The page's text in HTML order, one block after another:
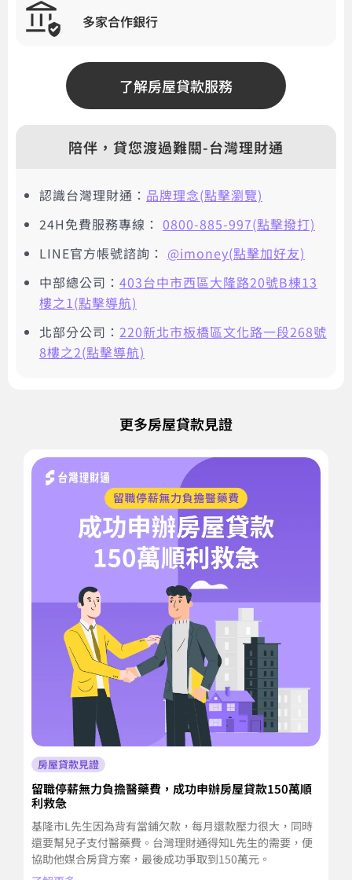
多家合作銀行
了解房屋貸款服務
陪伴，貸您渡過難關-台灣理財通
認識台灣理財通： 品牌理念(點擊瀏覽)
24H免費服務專線： 0800-885-997(點擊撥打)
LINE官方帳號諮詢： @imoney(點擊加好友)
中部總公司： 403台中市西區大隆路20號B棟13
樓之1(點擊導航)
北部分公司： 220新北市板橋區文化路一段268號
8樓之2(點擊導航)
更多房屋貸款見證
房屋貸款見證
留職停薪無力負擔醫藥費，成功申辦房屋貸款150萬順
利救急
基隆市L先生因為背有當鋪欠款，每月還款壓力很大，同時
還要幫兒子支付醫藥費。台灣理財通得知L先生的需要，便
協助他媒合房貸方案，最後成功爭取到150萬元。